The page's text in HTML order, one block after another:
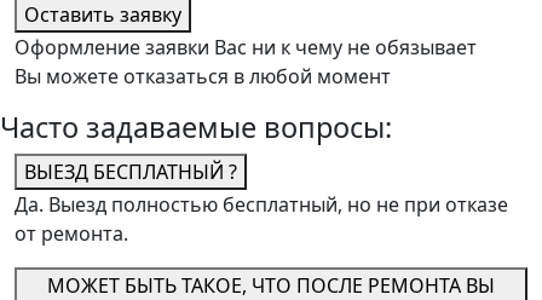
Оставить заявку
Оформление заявки Вас ни к чему не обязывает
Вы можете отказаться в любой момент
Часто задаваемые вопросы:
ВЫЕЗД БЕСПЛАТНЫЙ ?
Да. Выезд полностью бесплатный, но не при отказе
от ремонта.
МОЖЕТ БЫТЬ ТАКОЕ, ЧТО ПОСЛЕ РЕМОНТА ВЫ